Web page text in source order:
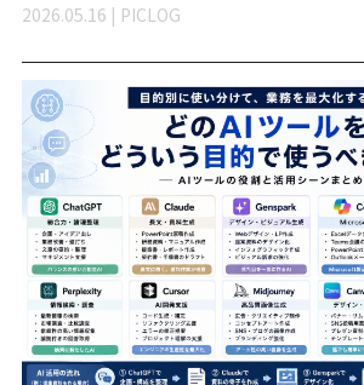
2026.05.16 | PICLOG